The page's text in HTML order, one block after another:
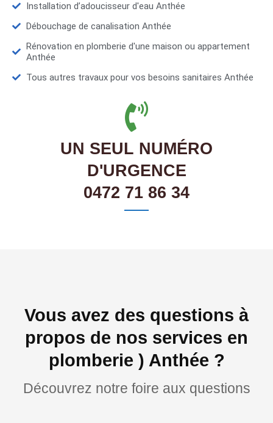
Installation d’adoucisseur d'eau Anthée
Débouchage de canalisation Anthée
Rénovation en plomberie d'une maison ou appartement
Anthée
Tous autres travaux pour vos besoins sanitaires Anthée
UN SEUL NUMÉRO
D'URGENCE
0472 71 86 34
Vous avez des questions à
propos de nos services en
plomberie ) Anthée ?
Découvrez notre foire aux questions